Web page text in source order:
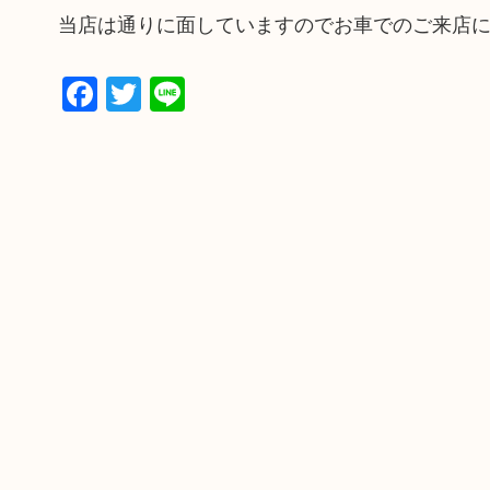
当店は通りに面していますのでお車でのご来店
Facebook
Twitter
Line